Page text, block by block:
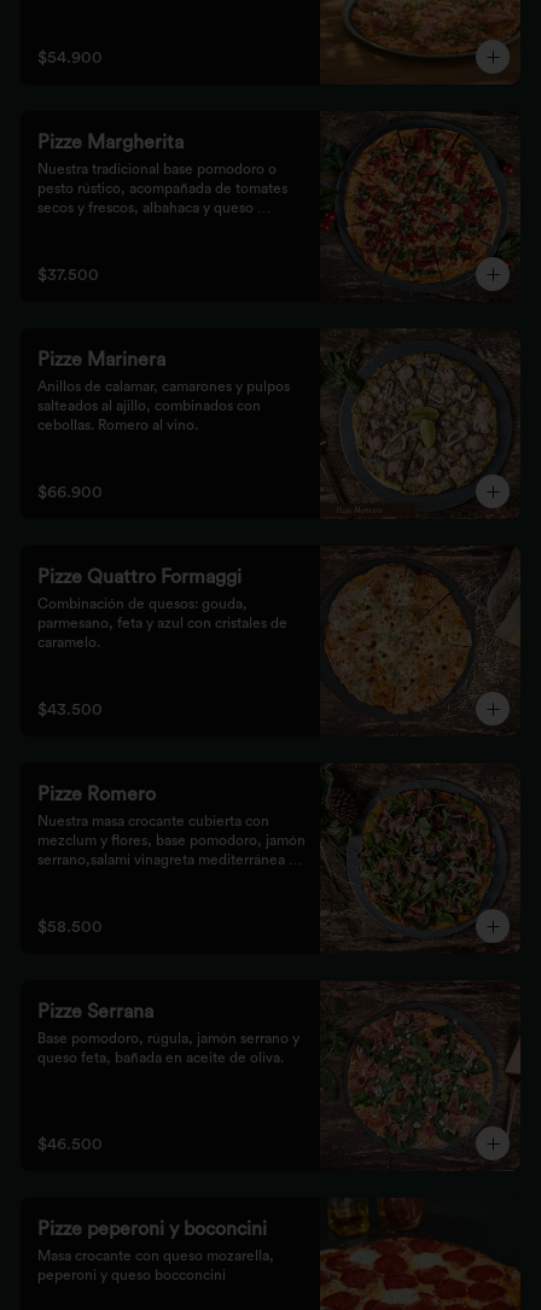
$54.900
Pizze Margherita
Nuestra tradicional base pomodoro o
pesto rústico, acompañada de tomates
secos y frescos, albahaca y queso
$37.500
Pizze Marinera
Anillos de calamar, camarones y pulpos
salteados al ajillo, combinados con
cebollas. Romero al vino.
$66.900
Pizze Quattro Formaggi
Combinación de quesos: gouda,
parmesano, feta y azul con cristales de
caramelo.
$43.500
Pizze Romero
Nuestra masa crocante cubierta con
mezclum y flores, base pomodoro, jamón
serrano,salami vinagreta mediterránea y
$58.500
Pizze Serrana
Base pomodoro, rúgula, jamón serrano y
queso feta, bañada en aceite de oliva.
$46.500
Pizze peperoni y boconcini
Masa crocante con queso mozarella,
peperoni y queso bocconcini